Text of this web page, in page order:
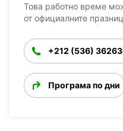
Това работно време
от официалните
+212 (536)
Програма по дни